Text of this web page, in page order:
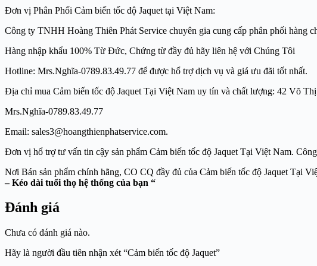
Đơn vị Phân Phối Cảm biến tốc độ Jaquet tại Việt Nam:
Công ty TNHH Hoàng Thiên Phát Service chuyên gia cung cấp phân phối hàng
Hàng nhập khẩu 100% Từ Đức, Chứng từ đầy đủ hãy liên hệ với Chúng Tôi
Hotline: Mrs.Nghĩa-0789.83.49.77 để được hổ trợ dịch vụ và giá ưu đãi tốt nhất.
Địa chỉ mua Cảm biến tốc độ Jaquet Tại Việt Nam uy tín và chất lượng: 42 Võ
Mrs.Nghĩa-0789.83.49.77
Email: sales3@hoangthienphatservice.com.
Đơn vị hổ trợ tư vấn tin cậy sản phẩm Cảm biến tốc độ Jaquet Tại Việt Nam.
Nơi Bán sản phẩm chính hãng, CO CQ đầy đủ của Cảm biến tốc
– Kéo dài tuổi thọ hệ thống của bạn “
Đánh giá
Chưa có đánh giá nào.
Hãy là người đầu tiên nhận xét “Cảm biến tốc độ Jaquet”